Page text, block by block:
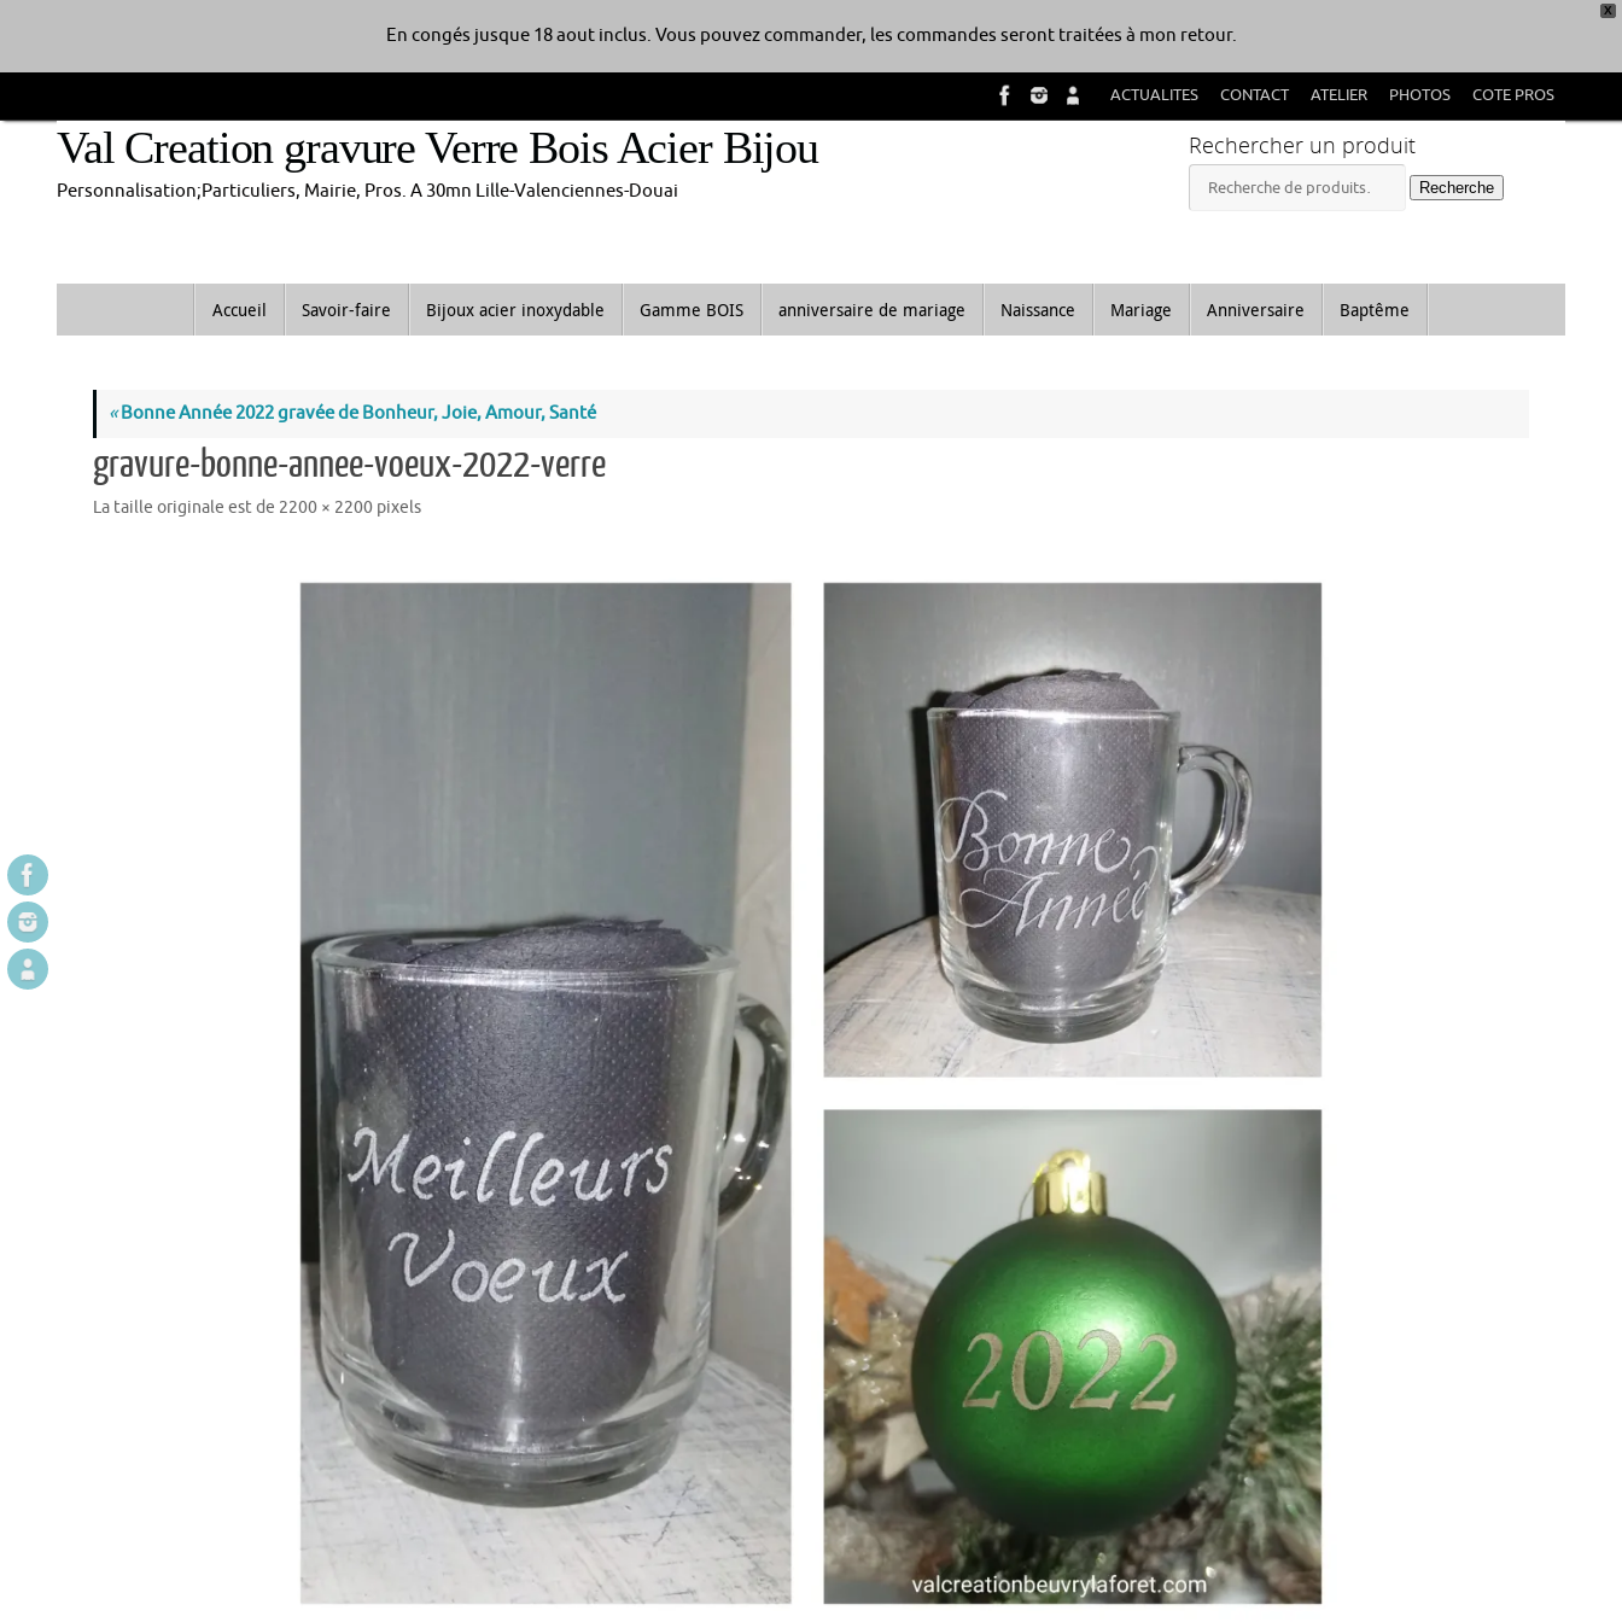
X
En congés jusque 18 aout inclus. Vous pouvez commander, les commandes seront traitées à mon retour.
au
contenu
ACTUALITES CONTACT ATELIER PHOTOS COTE PROS
Val Creation gravure Verre Bois Acier Bijou
Personnalisation;Particuliers, Mairie, Pros. A 30mn Lille-Valenciennes-Douai
Rechercher un produit
Recherche
pour :
Recherche
Accueil Savoir-faire Bijoux acier inoxydable Gamme BOIS anniversaire de mariage Naissance Mariage Anniversaire Baptême
«Bonne Année 2022 gravée de Bonheur, Joie, Amour, Santé
gravure-bonne-annee-voeux-2022-verre
La taille originale est de 2200 × 2200 pixels